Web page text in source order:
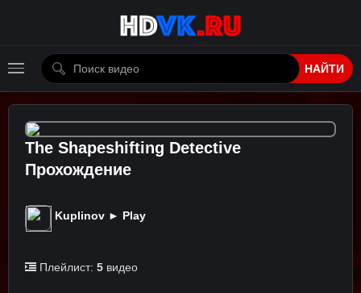
НАЙТИ
The Shapeshifting Detective
Прохождение
Kuplinov ► Play
Плейлист: 5 видео